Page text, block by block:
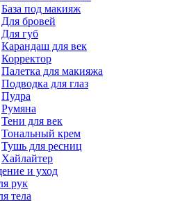
База под макияж
Для бровей
Для губ
Карандаш для век
Корректор
Палетка для макияжа
Подводка для глаз
Пудра
Румяна
Тени для век
Тональный крем
Тушь для ресниц
Хайлайтер
и уход
рук
тела